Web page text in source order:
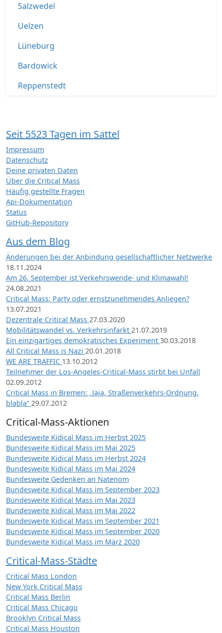
Salzwedel
Uelzen
Lüneburg
Bardowick
Reppenstedt
Seit 5523 Tagen im Sattel
Impressum
Datenschutz
Deine privaten Daten
Über die Critical Mass
Häufig gestellte Fragen
Api-Dokumentation
Status
GitHub-Repository
Aus dem Blog
Änderungen bei der Anbindung gesellschaftlicher Netzwerke
18.11.2024
Am 26. September ist Verkehrswende- und Klimawahl!
24.08.2021
Critical Mass: Party oder ernstzunehmendes Anliegen?
13.07.2021
Dezentrale Critical Mass 27.03.2020
Mobilitätswandel vs. Verkehrsinfarkt 21.07.2019
Ein einzigartiges demokratisches Experiment 30.03.2018
All Critical Mass is Nazi 20.01.2018
WE ARE TRAFFIC 13.10.2012
Teilnehmer der Los-Angeles-Critical-Mass stirbt bei Unfall
02.09.2012
Critical Mass in Bremen: „Jaja, Straßenverkehrs-Ordnung,
blabla“ 29.07.2012
Critical-Mass-Aktionen
Bundesweite Kidical Mass im Herbst 2025
Bundesweite Kidical Mass im Mai 2025
Bundesweite Kidical Mass im Herbst 2024
Bundesweite Kidical Mass im Mai 2024
Bundesweite Gedenken an Natenom
Bundesweite Kidical Mass im September 2023
Bundesweite Kidical Mass im Mai 2023
Bundesweite Kidical Mass im Mai 2022
Bundesweite Kidical Mass im September 2021
Bundesweite Kidical Mass im September 2020
Bundesweite Kidical Mass im März 2020
Critical-Mass-Städte
Critical Mass London
New York Critical Mass
Critical Mass Berlin
Critical Mass Chicago
Brooklyn Critical Mass
Critical Mass Houston